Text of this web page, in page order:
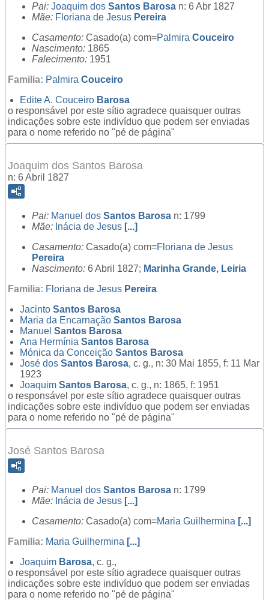
Pai: Joaquim dos Santos Barosa n: 6 Abr 1827
Mãe: Floriana de Jesus Pereira
Casamento: Casado(a) com=Palmira Couceiro
Nascimento: 1865
Falecimento: 1951
Familia: Palmira Couceiro
Edite A. Couceiro Barosa
o responsável por este sítio agradece quaisquer outras
indicações sobre este indivíduo que podem ser enviadas
para o nome referido no "pé de página"
Joaquim dos Santos Barosa
n: 6 Abril 1827
Pai: Manuel dos Santos Barosa n: 1799
Mãe: Inácia de Jesus [...]
Casamento: Casado(a) com=Floriana de Jesus
Pereira
Nascimento: 6 Abril 1827; Marinha Grande, Leiria
Familia: Floriana de Jesus Pereira
Jacinto Santos Barosa
Maria da Encarnação Santos Barosa
Manuel Santos Barosa
Ana Hermínia Santos Barosa
Mónica da Conceição Santos Barosa
José dos Santos Barosa, c. g., n: 30 Mai 1855, f: 11 Mar
1923
Joaquim Santos Barosa, c. g., n: 1865, f: 1951
o responsável por este sítio agradece quaisquer outras
indicações sobre este indivíduo que podem ser enviadas
para o nome referido no "pé de página"
José Santos Barosa
Pai: Manuel dos Santos Barosa n: 1799
Mãe: Inácia de Jesus [...]
Casamento: Casado(a) com=Maria Guilhermina [...]
Familia: Maria Guilhermina [...]
Joaquim Barosa, c. g.,
o responsável por este sítio agradece quaisquer outras
indicações sobre este indivíduo que podem ser enviadas
para o nome referido no "pé de página"